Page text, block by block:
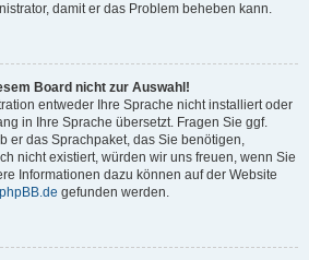
damit er das Problem beheben kann.
Board nicht zur Auswahl!
entweder Ihre Sprache nicht installiert oder
in Ihre Sprache übersetzt. Fragen Sie ggf.
er das Sprachpaket, das Sie benötigen,
nicht existiert, würden wir uns freuen, wenn Sie
Informationen dazu können auf der Website
phpBB.de gefunden werden.